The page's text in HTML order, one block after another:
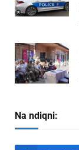
Na ndiqni: